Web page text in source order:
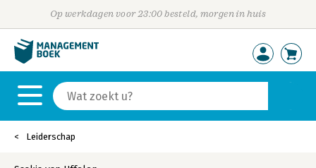
Op werkdagen voor 23:00 besteld, morgen in huis
Leiderschap